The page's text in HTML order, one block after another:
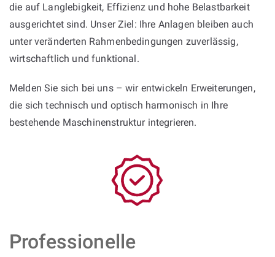
die auf Langlebigkeit, Effizienz und hohe Belastbarkeit
ausgerichtet sind. Unser Ziel: Ihre Anlagen bleiben auch
unter veränderten Rahmenbedingungen zuverlässig,
wirtschaftlich und funktional.
Melden Sie sich bei uns – wir entwickeln Erweiterungen,
die sich technisch und optisch harmonisch in Ihre
bestehende Maschinenstruktur integrieren.
Professionelle